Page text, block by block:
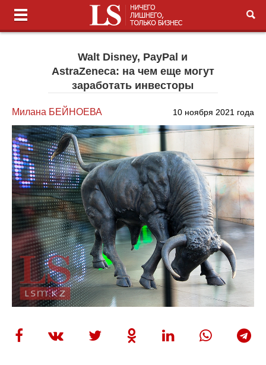
Walt Disney, PayPal и
AstraZeneca: на чем еще могут
заработать инвесторы
Милана БЕЙНОЕВА 10 ноября 2021 года